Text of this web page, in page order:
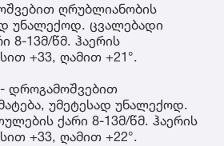
ღრუბლიანობის
უნალექოდ. ცვალებადი
8-13მ/წმ. ჰაერის
+33, ღამით +21°.
უმეტესად უნალექოდ.
ქარი 8-13მ/წმ. ჰაერის
+33, ღამით +22°.